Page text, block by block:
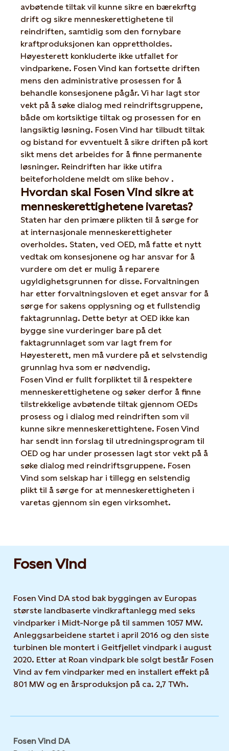
avbøtende tiltak vil kunne sikre en bærekrftg
drift og sikre menneskerettighetene til
reindriften, samtidig som den fornybare
kraftproduksjonen kan opprettholdes. ​
Høyesterett konkluderte ikke utfallet for
vindparkene. Fosen Vind kan fortsette driften
mens den administrative prosessen for å
behandle konsesjonene pågår. ​Vi har lagt stor
vekt på å søke dialog med reindriftsgruppene,
både om kortsiktige tiltak og prosessen for en
langsiktig løsning. ​Fosen Vind har tilbudt tiltak
og bistand for evventuelt å sikre driften på kort
sikt mens det arbeides for å finne permanente
løsninger. Reindriften har ikke utifra
beiteforholdene meldt om slike behov .
Hvordan skal Fosen Vind sikre at
menneskerettighetene ivaretas?
Staten har den primære plikten til å sørge for
at internasjonale menneskerettigheter
overholdes. Staten, ved OED, må fatte et nytt
vedtak om konsesjonene og har ansvar for å
vurdere om det er mulig å reparere
ugyldighetsgrunnen for disse. Forvaltningen
har etter forvaltningsloven et eget ansvar for å
sørge for sakens opplysning og et fullstendig
faktagrunnlag. Dette betyr at OED ikke kan
bygge sine vurderinger bare på det
faktagrunnlaget som var lagt frem for
Høyesterett, men må vurdere på et selvstendig
grunnlag hva som er nødvendig.
Fosen Vind er fullt forpliktet til å respektere
menneskerettighetene og søker derfor å finne
tilstrekkelige avbøtende tiltak gjennom OEDs
prosess og i dialog med reindriften som vil
kunne sikre menneskerettightene. Fosen Vind
har sendt inn forslag til utredningsprogram til
OED og har under prosessen lagt stor vekt på å
søke dialog med reindriftsgruppene. Fosen
Vind som selskap har i tillegg en selstendig
plikt til å sørge for at menneskerettigheten i
varetas gjennom sin egen virksomhet.
Fosen Vind
Fosen Vind DA stod bak byggingen av Europas
største landbaserte vindkraftanlegg med seks
vindparker i Midt-Norge på til sammen 1057 MW.
Anleggsarbeidene startet i april 2016 og den siste
turbinen ble montert i Geitfjellet vindpark i august
2020. Etter at Roan vindpark ble solgt består Fosen
Vind av fem vindparker med en installert effekt på
801 MW og en årsproduksjon på ca. 2,7 TWh.
Fosen Vind DA